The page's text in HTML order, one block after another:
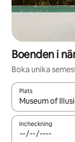
Boenden i
Boka unika
Plats
När resultaten är
Incheckning